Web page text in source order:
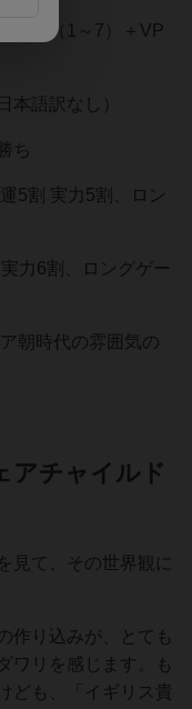
評判（1～7）＋VP
本語訳なし）
ち
5割 実力5割、ロン
力6割、ロングゲー
朝時代の雰囲気の
アチャイルド
て、その世界観に
作り込みが、とても
ワリを感じます。も
ども、「イギリス貴